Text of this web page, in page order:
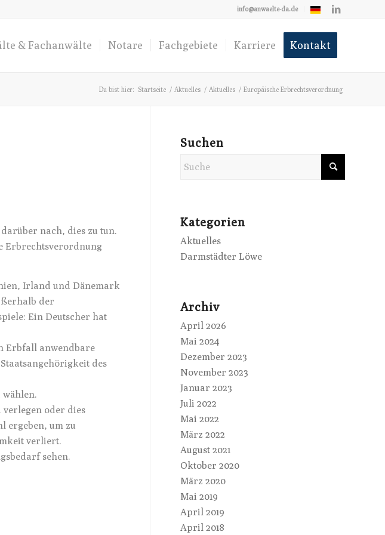
info@anwaelte-da.de
& Fachanwälte Notare Fachgebiete Karriere Kontakt
Du bist hier: Startseite / Aktuelles / Aktuelles / Europäische Erbrechtsverordnung
nach, dies zu tun.
Erbrechtsverordnung
Irland und Dänemark
der
Ein Deutscher hat
Erbfall anwendbare
des
oder dies
ergeben, um zu
verliert.
sehen.
Suchen
Kategorien
Aktuelles
Darmstädter Löwe
Archiv
April 2026
Mai 2024
Dezember 2023
November 2023
Januar 2023
Juli 2022
Mai 2022
März 2022
August 2021
Oktober 2020
März 2020
Mai 2019
April 2019
April 2018